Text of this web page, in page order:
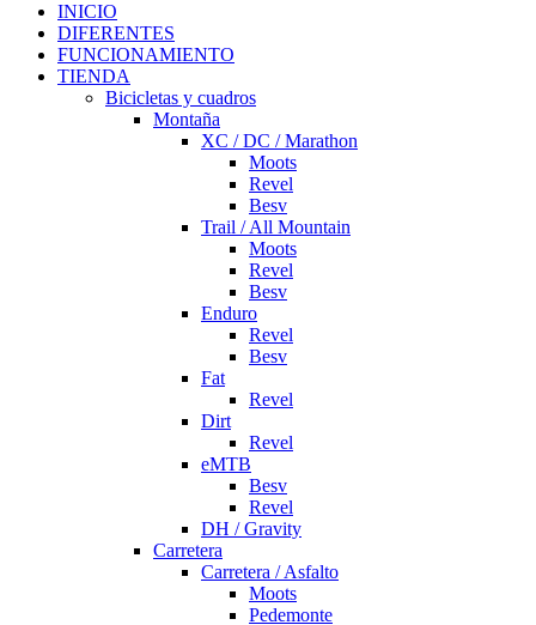
INICIO
DIFERENTES
FUNCIONAMIENTO
TIENDA
Bicicletas y cuadros
Montaña
XC / DC / Marathon
Moots
Revel
Besv
Trail / All Mountain
Moots
Revel
Besv
Enduro
Revel
Besv
Fat
Revel
Dirt
Revel
eMTB
Besv
Revel
DH / Gravity
Carretera
Carretera / Asfalto
Moots
Pedemonte